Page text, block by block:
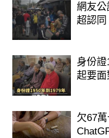
工作努力有回
運也不錯。
生肖豬 🐷
網友公
超認同
身份
起要面
欠67